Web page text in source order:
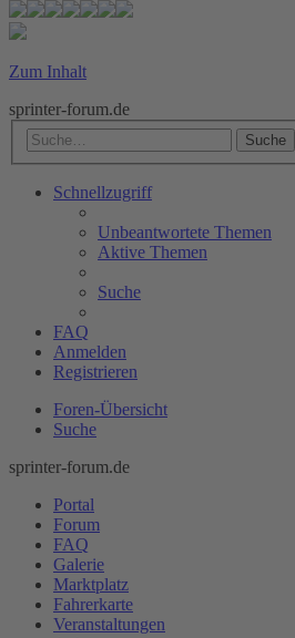
Zum Inhalt
sprinter-forum.de
Suche
Schnellzugriff
Unbeantwortete Themen
Aktive Themen
Suche
FAQ
Anmelden
Registrieren
Foren-Übersicht
Suche
sprinter-forum.de
Portal
Forum
FAQ
Galerie
Marktplatz
Fahrerkarte
Veranstaltungen